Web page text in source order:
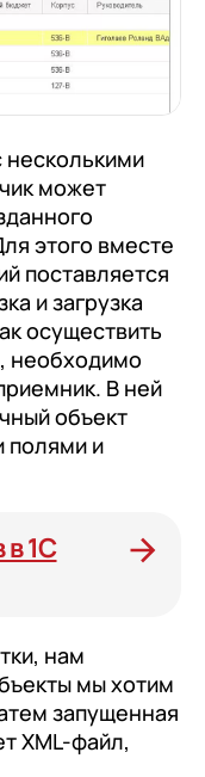
может
этого вместе
поставляется
и загрузка
осуществить
необходимо
В ней
объект
полями и
1С
нам
мы хотим
запущенная
XML-файл,